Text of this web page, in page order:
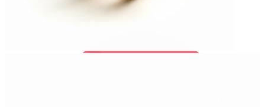
Bodymod Premium